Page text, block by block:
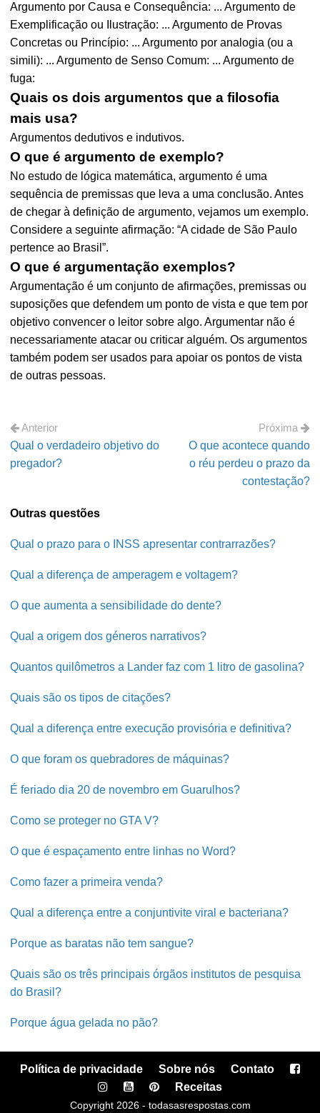
Argumento por Causa e Consequência: ... Argumento de
Exemplificação ou Ilustração: ... Argumento de Provas
Concretas ou Princípio: ... Argumento por analogia (ou a
simili): ... Argumento de Senso Comum: ... Argumento de
fuga:
Quais os dois argumentos que a filosofia
mais usa?
Argumentos dedutivos e indutivos.
O que é argumento de exemplo?
No estudo de lógica matemática, argumento é uma
sequência de premissas que leva a uma conclusão. Antes
de chegar à definição de argumento, vejamos um exemplo.
Considere a seguinte afirmação: “A cidade de São Paulo
pertence ao Brasil”.
O que é argumentação exemplos?
Argumentação é um conjunto de afirmações, premissas ou
suposições que defendem um ponto de vista e que tem por
objetivo convencer o leitor sobre algo. Argumentar não é
necessariamente atacar ou criticar alguém. Os argumentos
também podem ser usados para apoiar os pontos de vista
de outras pessoas.
Anterior
Qual o verdadeiro objetivo do
pregador?
Próxima
O que acontece quando
o réu perdeu o prazo da
contestação?
Outras questões
Qual o prazo para o INSS apresentar contrarrazões?
Qual a diferença de amperagem e voltagem?
O que aumenta a sensibilidade do dente?
Qual a origem dos géneros narrativos?
Quantos quilômetros a Lander faz com 1 litro de gasolina?
Quais são os tipos de citações?
Qual a diferença entre execução provisória e definitiva?
O que foram os quebradores de máquinas?
É feriado dia 20 de novembro em Guarulhos?
Como se proteger no GTA V?
O que é espaçamento entre linhas no Word?
Como fazer a primeira venda?
Qual a diferença entre a conjuntivite viral e bacteriana?
Porque as baratas não tem sangue?
Quais são os três principais órgãos institutos de pesquisa
do Brasil?
Porque água gelada no pão?
Política de privacidade Sobre nós
Contato
Receitas
Copyright 2026 - todasasrespostas.com